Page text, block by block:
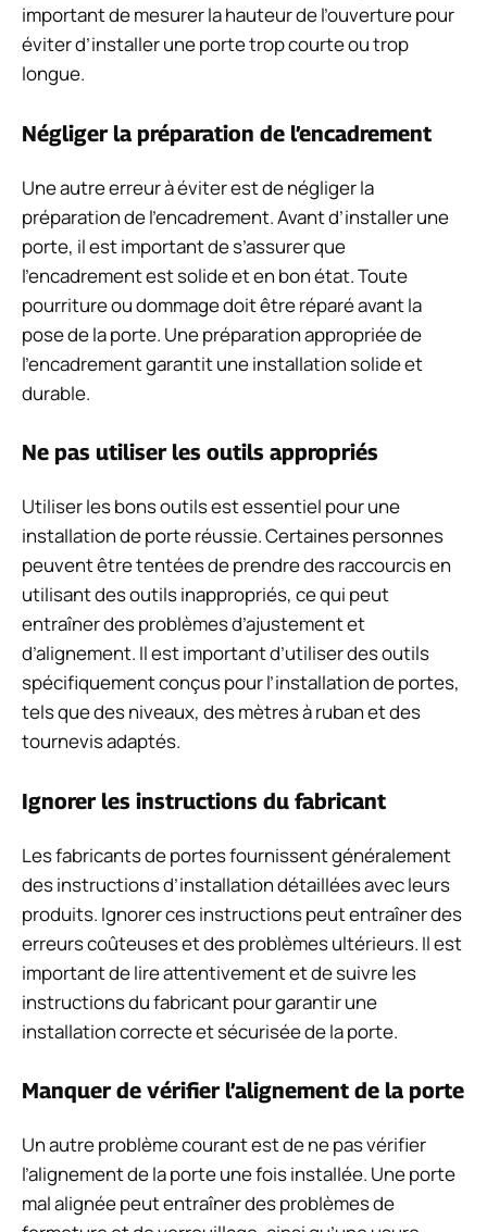
important de mesurer la hauteur de l’ouverture pour
éviter d’installer une porte trop courte ou trop
longue.
Négliger la préparation de l’encadrement
Une autre erreur à éviter est de négliger la
préparation de l’encadrement. Avant d’installer une
porte, il est important de s’assurer que
l’encadrement est solide et en bon état. Toute
pourriture ou dommage doit être réparé avant la
pose de la porte. Une préparation appropriée de
l’encadrement garantit une installation solide et
durable.
Ne pas utiliser les outils appropriés
Utiliser les bons outils est essentiel pour une
installation de porte réussie. Certaines personnes
peuvent être tentées de prendre des raccourcis en
utilisant des outils inappropriés, ce qui peut
entraîner des problèmes d’ajustement et
d’alignement. Il est important d’utiliser des outils
spécifiquement conçus pour l’installation de portes,
tels que des niveaux, des mètres à ruban et des
tournevis adaptés.
Ignorer les instructions du fabricant
Les fabricants de portes fournissent généralement
des instructions d’installation détaillées avec leurs
produits. Ignorer ces instructions peut entraîner des
erreurs coûteuses et des problèmes ultérieurs. Il est
important de lire attentivement et de suivre les
instructions du fabricant pour garantir une
installation correcte et sécurisée de la porte.
Manquer de vérifier l’alignement de la porte
Un autre problème courant est de ne pas vérifier
l’alignement de la porte une fois installée. Une porte
mal alignée peut entraîner des problèmes de